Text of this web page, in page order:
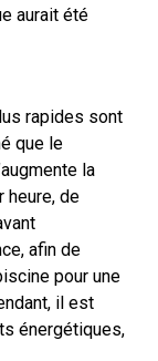
aurait été
rapides sont
que le
la
heure, de
afin de
pour une
il est
énergétiques,